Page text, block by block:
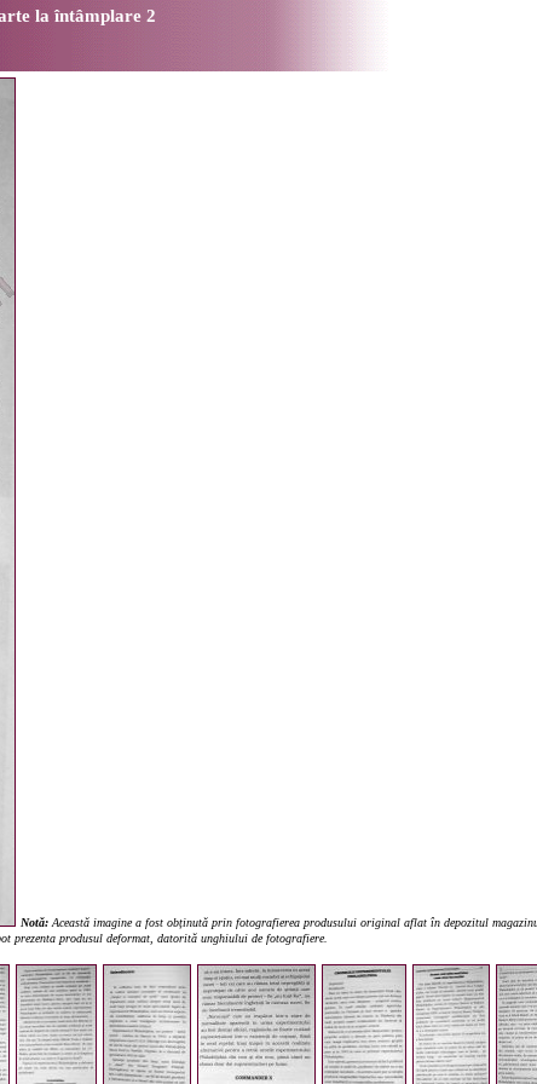
la întâmplare 2
Notă: Această imagine a fost obținută prin fotografierea produsului original aflat în depozitul
prezenta produsul deformat, datorită unghiului de fotografiere.